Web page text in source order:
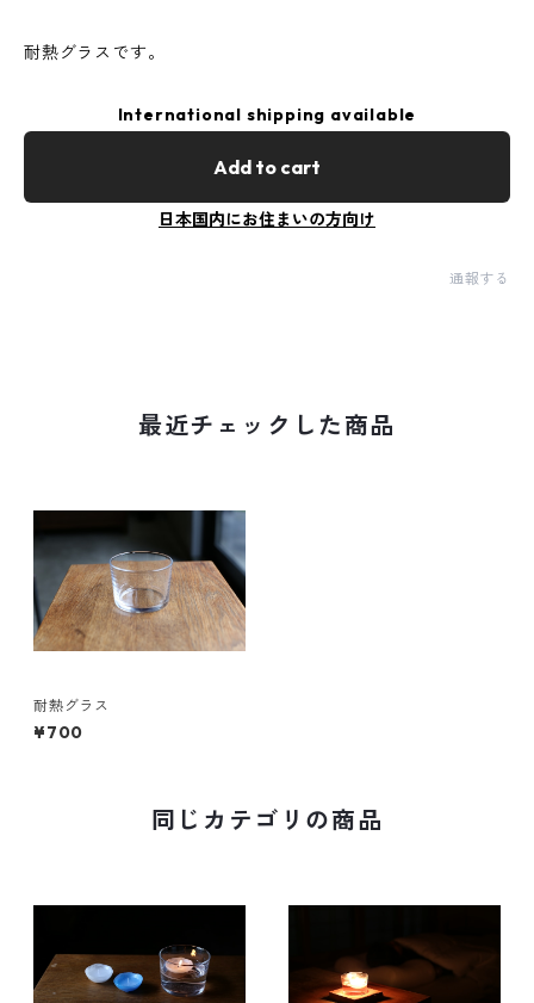
耐熱グラスです。
International shipping available
Add to cart
日本国内にお住まいの方向け
通報する
最近チェックした商品
耐熱グラス
¥700
同じカテゴリの商品